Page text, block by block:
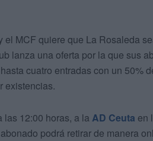
el MCF quiere que La Rosaleda
lanza una oferta por la que sus
cuatro entradas con un 50%
existencias.
las 12:00 horas, a la AD Ceuta en
podrá retirar de manera